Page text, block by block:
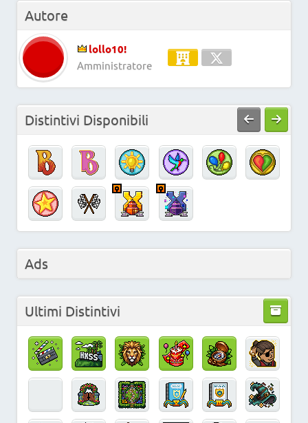
Autore
lollo10!
Amministratore
Distintivi Disponibili
Ads
Ultimi Distintivi